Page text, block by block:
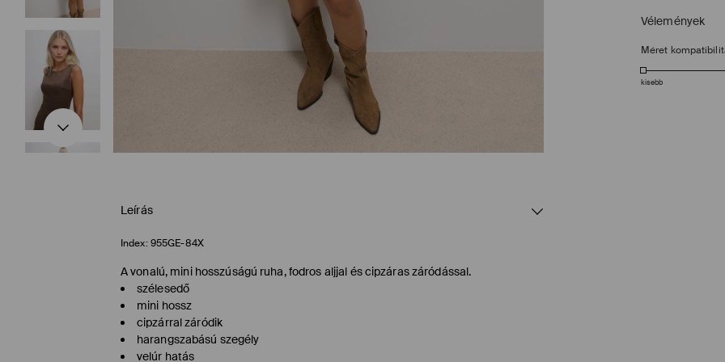
Vélemények
Méret
kisebb
Leírás
Index: 955GE-84X
A vonalú, mini hosszúságú ruha, fodros aljjal és cipzáras záródással.
szélesedő
mini hossz
cipzárral záródik
harangszabású szegély
velúr hatás